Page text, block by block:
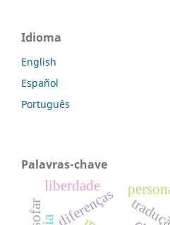
Idioma
English
Español
Português
Palavras-chave
diferenças
liberdade